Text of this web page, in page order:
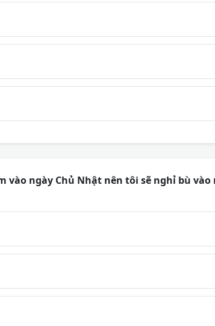
vào ngày Chủ Nhật nên tôi sẽ nghỉ bù vào